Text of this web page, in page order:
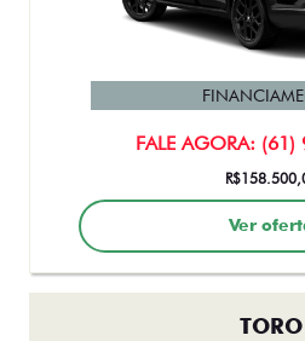
FALE AGORA:
Ver
TORO